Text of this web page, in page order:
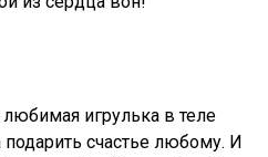
игрулька в теле
счастье любому. И